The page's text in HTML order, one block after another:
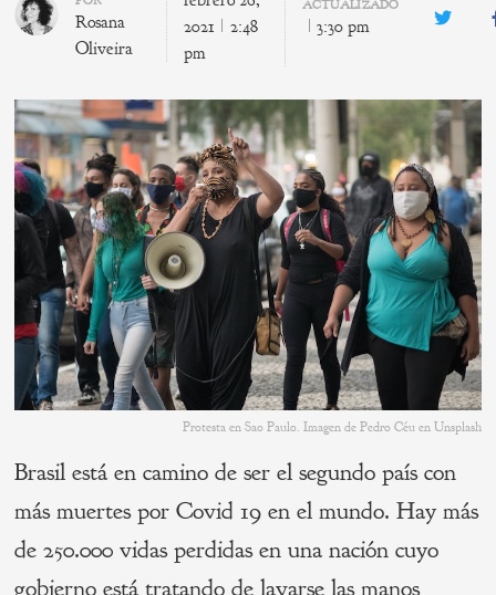
Rosana
Oliveira
2021
2:48
pm
ACTUALIZADO
3:30 pm Twitter
Protesta en Sao Paulo. Imagen de Pedro Céu en Unsplash
Brasil está en camino de ser el segundo país con
más muertes por Covid 19 en el mundo. Hay más
de 250.000 vidas perdidas en una nación cuyo